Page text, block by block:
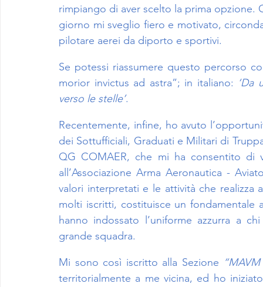
rimpiango di aver scelto la prima opzione.
giorno mi sveglio fiero e motivato,
pilotare aerei da diporto e sportivi.
Se potessi riassumere questo percorso
morior invictus ad astra”; in italiano: ‘Da
verso le stelle’.
Recentemente, infine, ho avuto
dei Sottufficiali, Graduati e Militari di
QG COMAER, che mi ha consentito di
all’Associazione Arma Aeronautica -
valori interpretati e le attività che realizza
molti iscritti, costituisce un
hanno indossato l’uniforme azzurra a
grande squadra.
Mi sono così iscritto alla Sezione
territorialmente a me vicina, ed ho